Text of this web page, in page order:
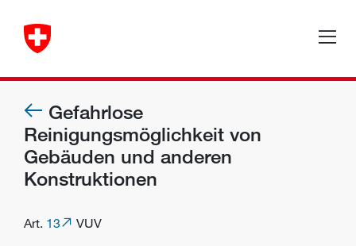
Gefahrlose
Reinigungsmöglichkeit von
Gebäuden und anderen
Konstruktionen
Art. 13
VUV